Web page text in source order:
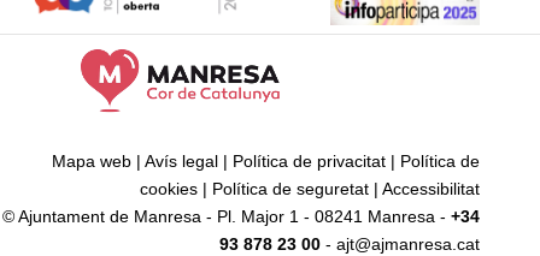
Mapa web | Avís legal | Política de privacitat | Política de
cookies | Política de seguretat | Accessibilitat
© Ajuntament de Manresa - Pl. Major 1 - 08241 Manresa - +34
93 878 23 00 - ajt@ajmanresa.cat